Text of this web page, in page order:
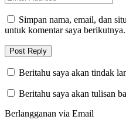
Simpan nama, email, dan
untuk komentar saya berikutnya.
Beritahu saya akan tindak
Beritahu saya akan tulisan
Berlangganan via Email